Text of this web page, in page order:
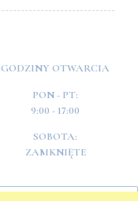
GODZINY OTWARCIA
PON - PT:
9:00 - 17:00
SOBOTA:
ZAMKNIĘTE